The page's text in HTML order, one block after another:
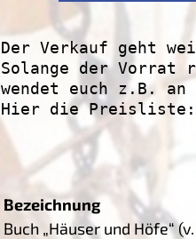
Der Verkauf geht
Solange der
wendet euch z.B. an
Hier die Preisliste:
Bezeichnung
Buch „Häuser und Höfe“